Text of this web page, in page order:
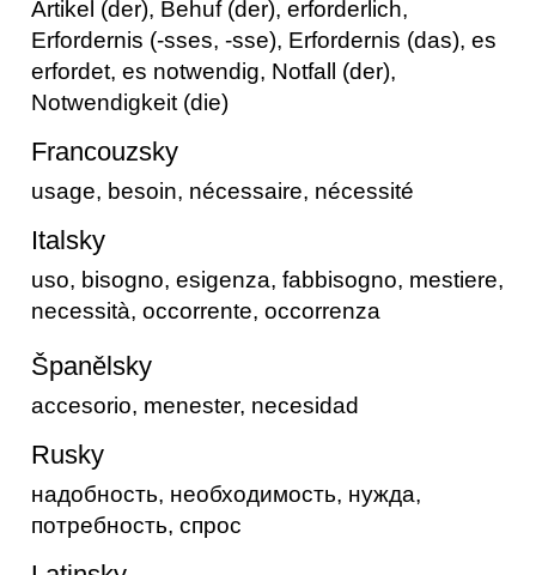
Artikel (der), Behuf (der), erforderlich,
Erfordernis (-sses, -sse), Erfordernis (das), es
erfordet, es notwendig, Notfall (der),
Notwendigkeit (die)
Francouzsky
usage, besoin, nécessaire, nécessité
Italsky
uso, bisogno, esigenza, fabbisogno, mestiere,
necessità, occorrente, occorrenza
Španělsky
accesorio, menester, necesidad
Rusky
надобность, необходимость, нужда,
потребность, спрос